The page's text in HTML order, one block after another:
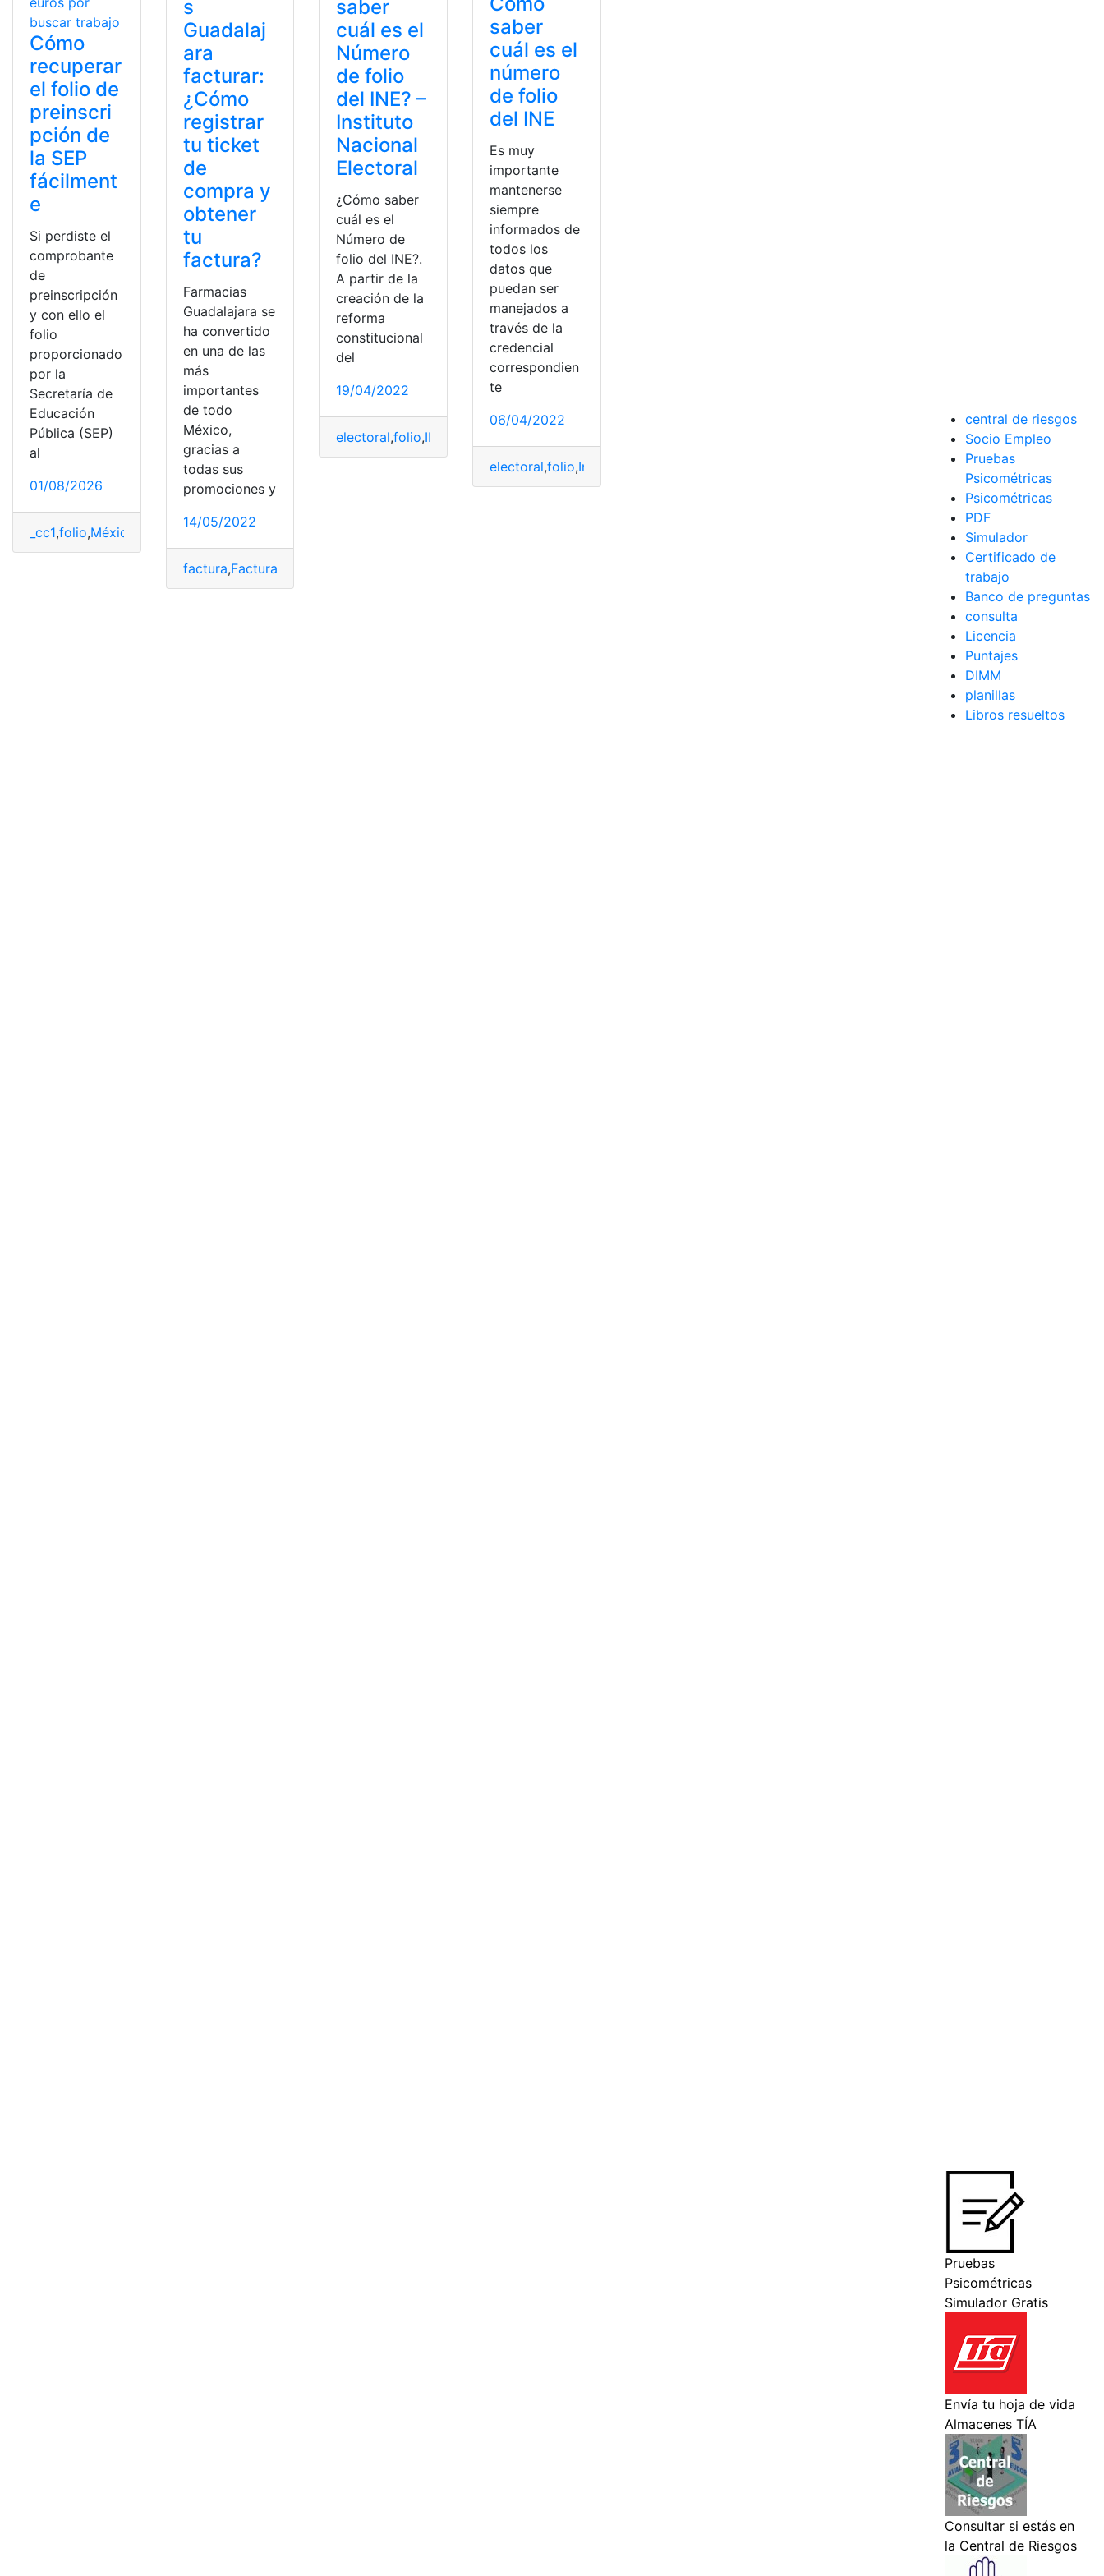
Cómo
recuperar
el folio de
preinscri
pción de
la SEP
fácilment
e
Si perdiste el
comprobante
de
preinscripción
y con ello el
folio
proporcionado
por la
Secretaría de
Educación
Pública (SEP)
al
01/08/2026
_cc1,folio,México preinscripción
s
Guadalaj
ara
facturar:
¿Cómo
registrar
tu ticket
de
compra y
obtener
tu
factura?
Farmacias
Guadalajara se
ha convertido
en una de las
más
importantes
de todo
México,
gracias a
todas sus
promociones y
14/05/2022
factura,Factura digital
saber
cuál es el
Número
de folio
del INE? –
Instituto
Nacional
Electoral
¿Cómo saber
cuál es el
Número de
folio del INE?.
A partir de la
creación de la
reforma
constitucional
del
19/04/2022
electoral,folio,INE
saber
cuál es el
número
de folio
del INE
Es muy
importante
mantenerse
siempre
informados de
todos los
datos que
puedan ser
manejados a
través de la
credencial
correspondien
te
06/04/2022
electoral,folio,Instituto
central de riesgos
Socio Empleo
Pruebas
Psicométricas
Psicométricas
PDF
Simulador
Certificado de
trabajo
Banco de preguntas
consulta
Licencia
Puntajes
DIMM
planillas
Libros resueltos